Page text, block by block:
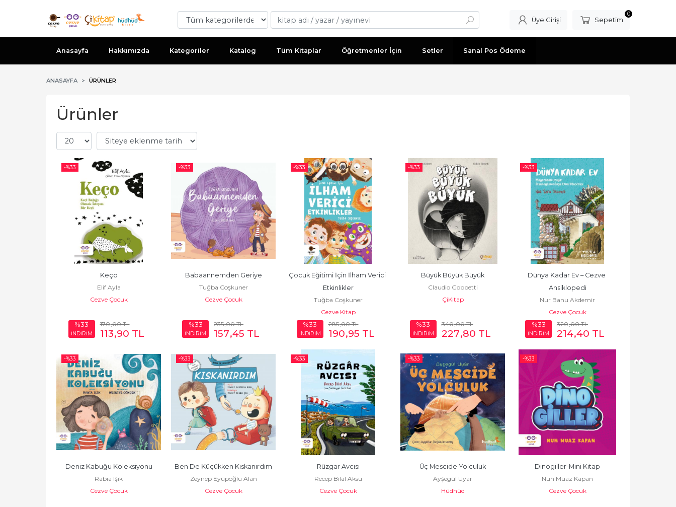
Üye Girişi Sepetim
0
Anasayfa Hakkımızda Kategoriler Katalog Tüm Kitaplar Öğretmenler İçin Setler Sanal Pos Ödeme
ANASAYFA ÜRÜNLER
Ürünler
-%33
Keço
Elif Ayla
Cezve Çocuk
%33
İNDİRİM
170,00TL
113,90 TL
-%33
Babaannemden Geriye
Tuğba Coşkuner
Cezve Çocuk
%33
İNDİRİM
235,00TL
157,45 TL
-%33
Çocuk Eğitimi İçin İlham Verici
Etkinlikler
Tuğba Coşkuner
Cezve Kitap
%33
İNDİRİM
285,00TL
190,95 TL
-%33
Büyük Büyük Büyük
Claudio Gobbetti
ÇiKitap
%33
İNDİRİM
340,00TL
227,80 TL
-%33
Dünya Kadar Ev – Cezve
Ansiklopedi
Nur Banu Akdemir
Cezve Çocuk
%33
İNDİRİM
320,00TL
214,40 TL
-%33
Deniz Kabuğu Koleksiyonu
Rabia Işık
Cezve Çocuk
-%33
Ben De Küçükken Kıskanırdım
Zeynep Eyüpoğlu Alan
Cezve Çocuk
-%33
Rüzgar Avcısı
Recep Bilal Aksu
Cezve Çocuk
-%33
Üç Mescide Yolculuk
Ayşegül Uyar
Hüdhüd
-%33
Dinogiller-Mini Kitap
Nuh Muaz Kapan
Cezve Çocuk